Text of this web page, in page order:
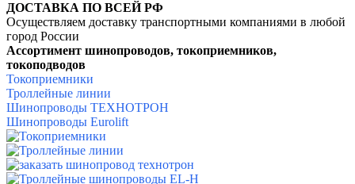
ДОСТАВКА ПО ВСЕЙ РФ
Осуществляем доставку транспортными компаниями в любой
город России
Ассортимент шинопроводов, токоприемников,
токоподводов
Токоприемники
Троллейные линии
Шинопроводы ТЕХНОТРОН
Шинопроводы Eurolift